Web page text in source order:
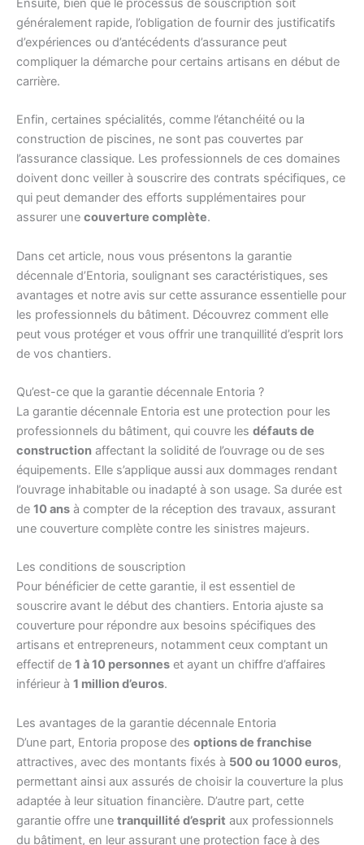
Ensuite, bien que le processus de souscription soit
généralement rapide, l’obligation de fournir des justificatifs
d’expériences ou d’antécédents d’assurance peut
compliquer la démarche pour certains artisans en début de
carrière.
Enfin, certaines spécialités, comme l’étanchéité ou la
construction de piscines, ne sont pas couvertes par
l’assurance classique. Les professionnels de ces domaines
doivent donc veiller à souscrire des contrats spécifiques, ce
qui peut demander des efforts supplémentaires pour
assurer une couverture complète.
Dans cet article, nous vous présentons la garantie
décennale d’Entoria, soulignant ses caractéristiques, ses
avantages et notre avis sur cette assurance essentielle pour
les professionnels du bâtiment. Découvrez comment elle
peut vous protéger et vous offrir une tranquillité d’esprit lors
de vos chantiers.
Qu’est-ce que la garantie décennale Entoria ?
La garantie décennale Entoria est une protection pour les
professionnels du bâtiment, qui couvre les défauts de
construction affectant la solidité de l’ouvrage ou de ses
équipements. Elle s’applique aussi aux dommages rendant
l’ouvrage inhabitable ou inadapté à son usage. Sa durée est
de 10 ans à compter de la réception des travaux, assurant
une couverture complète contre les sinistres majeurs.
Les conditions de souscription
Pour bénéficier de cette garantie, il est essentiel de
souscrire avant le début des chantiers. Entoria ajuste sa
couverture pour répondre aux besoins spécifiques des
artisans et entrepreneurs, notamment ceux comptant un
effectif de 1 à 10 personnes et ayant un chiffre d’affaires
inférieur à 1 million d’euros.
Les avantages de la garantie décennale Entoria
D’une part, Entoria propose des options de franchise
attractives, avec des montants fixés à 500 ou 1000 euros,
permettant ainsi aux assurés de choisir la couverture la plus
adaptée à leur situation financière. D’autre part, cette
garantie offre une tranquillité d’esprit aux professionnels
du bâtiment, en leur assurant une protection face à des